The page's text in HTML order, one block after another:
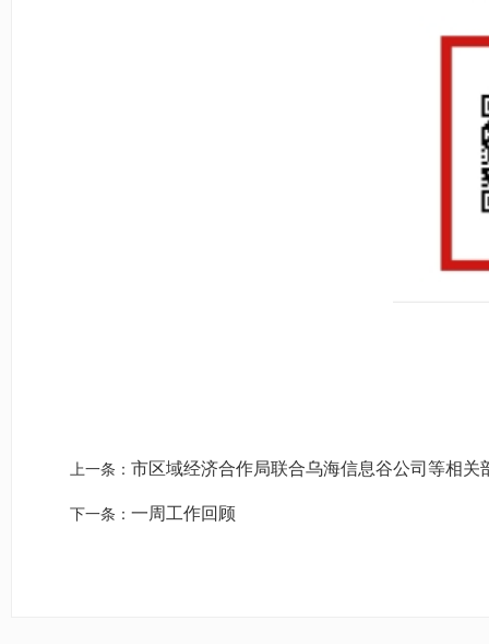
上一条： 市区域经济合作局联合乌海信息谷公司等相
下一条： 一周工作回顾